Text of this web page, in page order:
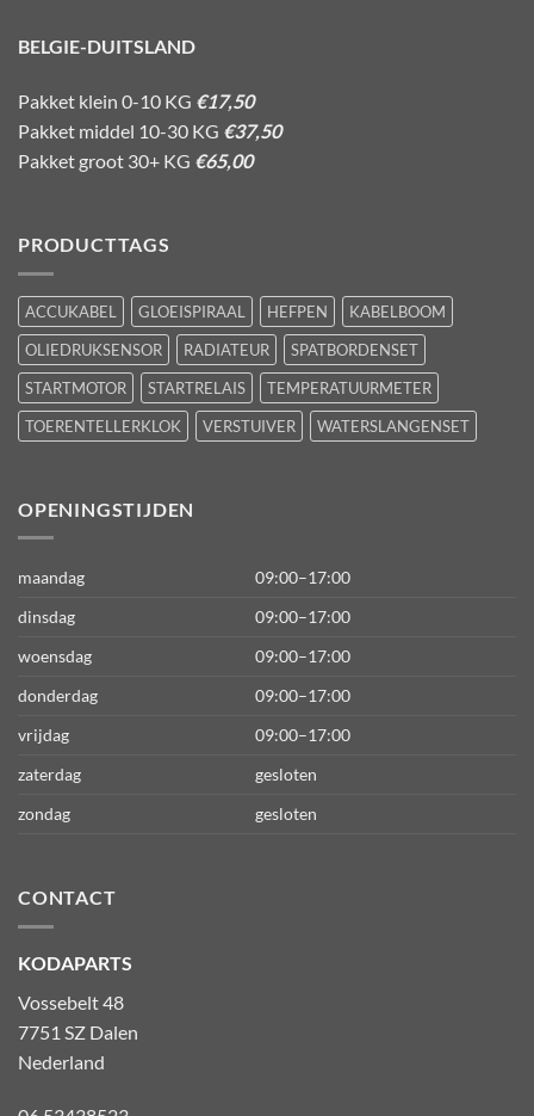
BELGIE-DUITSLAND
Pakket klein 0-10 KG €17,50
Pakket middel 10-30 KG €37,50
Pakket groot 30+ KG €65,00
PRODUCTTAGS
ACCUKABEL GLOEISPIRAAL HEFPEN
KABELBOOM
OLIEDRUKSENSOR
RADIATEUR
SPATBORDENSET
STARTMOTOR
STARTRELAIS
TEMPERATUURMETER
TOERENTELLERKLOK
VERSTUIVER WATERSLANGENSET
OPENINGSTIJDEN
maandag
09:00–17:00
dinsdag
09:00–17:00
woensdag
09:00–17:00
donderdag
09:00–17:00
vrijdag
09:00–17:00
zaterdag
gesloten
zondag
gesloten
CONTACT
KODAPARTS
Vossebelt 48
7751 SZ Dalen
Nederland